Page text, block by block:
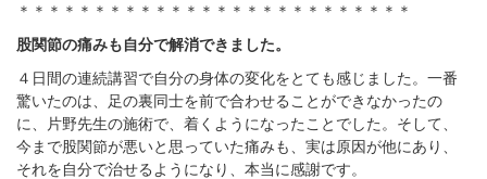
＊＊＊＊＊＊＊＊＊＊＊＊＊＊＊＊＊＊＊＊＊＊＊＊＊＊
股関節の痛みも自分で解消できました。
４日間の連続講習で自分の身体の変化をとても感じました。一番
驚いたのは、足の裏同士を前で合わせることができなかったの
に、片野先生の施術で、着くようになったことでした。そして、
今まで股関節が悪いと思っていた痛みも、実は原因が他にあり、
それを自分で治せるようになり、本当に感謝です。